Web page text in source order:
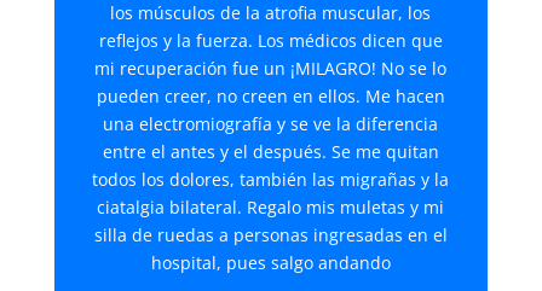
los músculos de la atrofia muscular, los
reflejos y la fuerza. Los médicos dicen que
mi recuperación fue un ¡MILAGRO! No se lo
pueden creer, no creen en ellos. Me hacen
una electromiografía y se ve la diferencia
entre el antes y el después. Se me quitan
todos los dolores, también las migrañas y la
ciatalgia bilateral. Regalo mis muletas y mi
silla de ruedas a personas ingresadas en el
hospital, pues salgo andando